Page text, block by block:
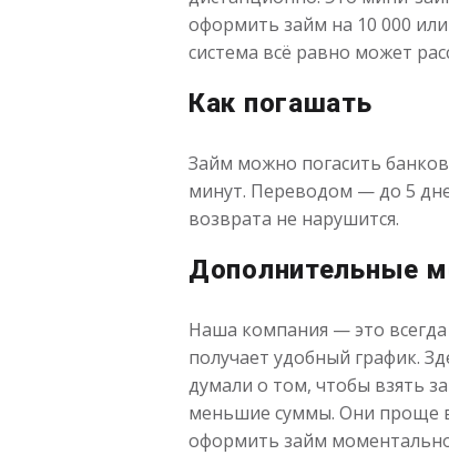
оформить займ на 10 000
система всё равно может
Как погашать
Займ можно погасить
минут. Переводом — до 5
возврата не нарушится.
Дополнительные
Наша компания — это
получает удобный график.
думали о том, чтобы взять
меньшие суммы. Они проще
оформить займ